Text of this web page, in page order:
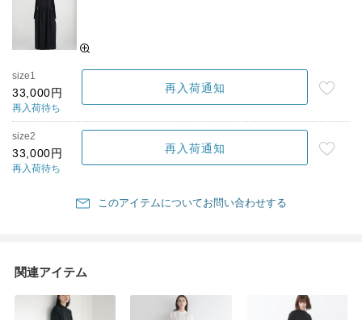
size1
33,000円
再入荷待ち
再入荷通知
size2
33,000円
再入荷待ち
再入荷通知
このアイテムについてお問い合わせする
関連アイテム